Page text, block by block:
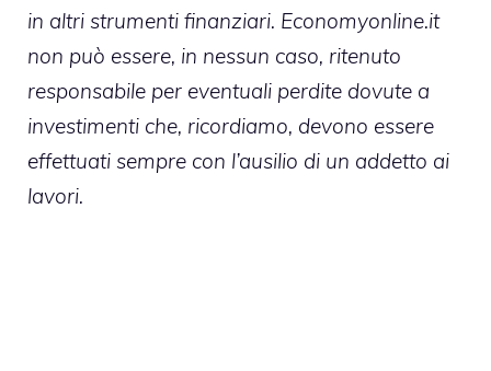
in altri strumenti finanziari. Economyonline.it
non può essere, in nessun caso, ritenuto
responsabile per eventuali perdite dovute a
investimenti che, ricordiamo, devono essere
effettuati sempre con l’ausilio di un addetto ai
lavori.